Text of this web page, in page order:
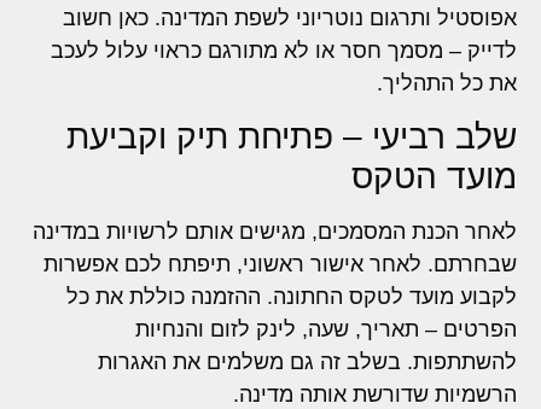
אפוסטיל ותרגום נוטריוני לשפת המדינה. כאן חשוב
לדייק – מסמך חסר או לא מתורגם כראוי עלול לעכב
את כל התהליך.
שלב רביעי – פתיחת תיק וקביעת
מועד הטקס
לאחר הכנת המסמכים, מגישים אותם לרשויות במדינה
שבחרתם. לאחר אישור ראשוני, תיפתח לכם אפשרות
לקבוע מועד לטקס החתונה. ההזמנה כוללת את כל
הפרטים – תאריך, שעה, לינק לזום והנחיות
להשתתפות. בשלב זה גם משלמים את האגרות
הרשמיות שדורשת אותה מדינה.